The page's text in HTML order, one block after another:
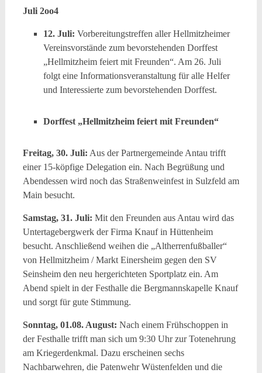
Juli 2oo4
12. Juli: Vorbereitungstreffen aller Hellmitzheimer
Vereinsvorstände zum bevorstehenden Dorffest
„Hellmitzheim feiert mit Freunden“. Am 26. Juli
folgt eine Informationsveranstaltung für alle Helfer
und Interessierte zum bevorstehenden Dorffest.
Dorffest „Hellmitzheim feiert mit Freunden“
Freitag, 30. Juli: Aus der Partnergemeinde Antau trifft
einer 15-köpfige Delegation ein. Nach Begrüßung und
Abendessen wird noch das Straßenweinfest in Sulzfeld am
Main besucht.
Samstag, 31. Juli: Mit den Freunden aus Antau wird das
Untertagebergwerk der Firma Knauf in Hüttenheim
besucht. Anschließend weihen die „Altherrenfußballer“
von Hellmitzheim / Markt Einersheim gegen den SV
Seinsheim den neu hergerichteten Sportplatz ein. Am
Abend spielt in der Festhalle die Bergmannskapelle Knauf
und sorgt für gute Stimmung.
Sonntag, 01.08. August: Nach einem Frühschoppen in
der Festhalle trifft man sich um 9:30 Uhr zur Totenehrung
am Kriegerdenkmal. Dazu erscheinen sechs
Nachbarwehren, die Patenwehr Wüstenfelden und die